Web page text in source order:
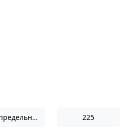
Беспредельность I 225